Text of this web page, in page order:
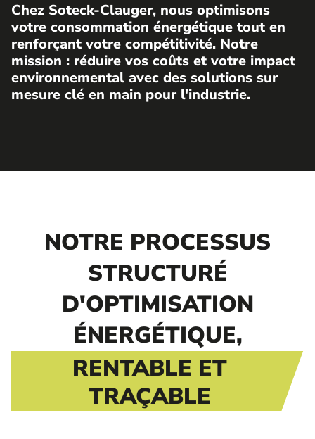
Chez Soteck-Clauger, nous optimisons
votre consommation énergétique tout en
renforçant votre compétitivité. Notre
mission : réduire vos coûts et votre impact
environnemental avec des solutions sur
mesure clé en main pour l'industrie.
NOTRE PROCESSUS
STRUCTURÉ
D'OPTIMISATION
ÉNERGÉTIQUE,
RENTABLE ET
TRAÇABLE